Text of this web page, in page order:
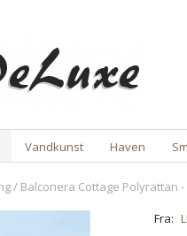
Vandkunst Haven
/ Balconera Cottage Polyrattan
Fra: